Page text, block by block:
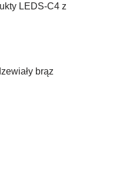
LEDS-C4 z
brąz